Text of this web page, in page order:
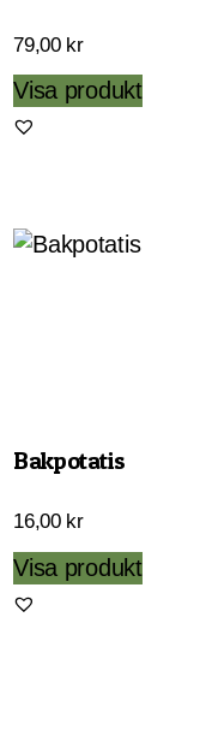
79,00 kr
Visa produkt
Bakpotatis
16,00 kr
Visa produkt